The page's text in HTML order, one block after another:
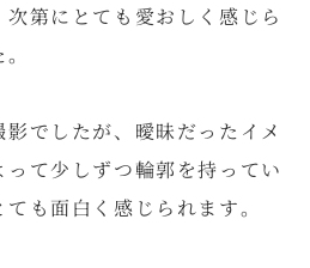
第にとても愛おしく感じら
でしたが、曖昧だったイメ
て少しずつ輪郭を持ってい
も面白く感じられます。